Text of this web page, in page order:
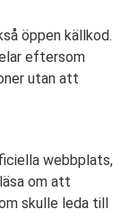
öppen källkod.
eftersom
utan att
webbplats,
om att
skulle leda till